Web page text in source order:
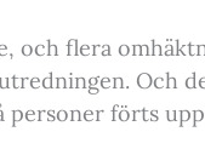
och flera
Och
förts